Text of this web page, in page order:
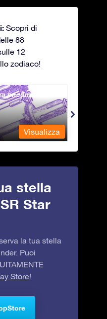
Scopri di
88
12
zodiaco!
pneumatica
Visualizza
stella
Star
la tua stella
Puoi
Store!